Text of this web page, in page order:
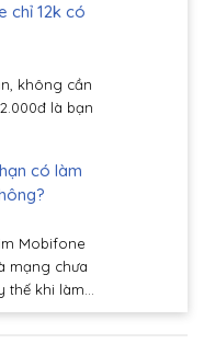
chỉ 12k có
không cần
là bạn
có làm
Mobifone
mạng chưa
thế khi làm...